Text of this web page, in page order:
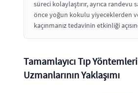
süreci kolaylaştırır, ayrıca randevu
önce yoğun kokulu yiyeceklerden
kaçınmanız tedavinin etkinliği
Tamamlayıcı Tıp
Uzmanlarının Yaklaşımı